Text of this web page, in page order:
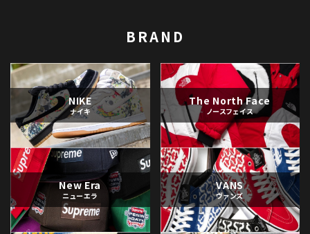
BRAND
NIKE
ナイキ
The North Face
ノースフェイス
New Era
ニューエラ
VANS
ヴァンズ